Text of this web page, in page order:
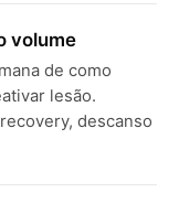
volume
de como
lesão.
descanso